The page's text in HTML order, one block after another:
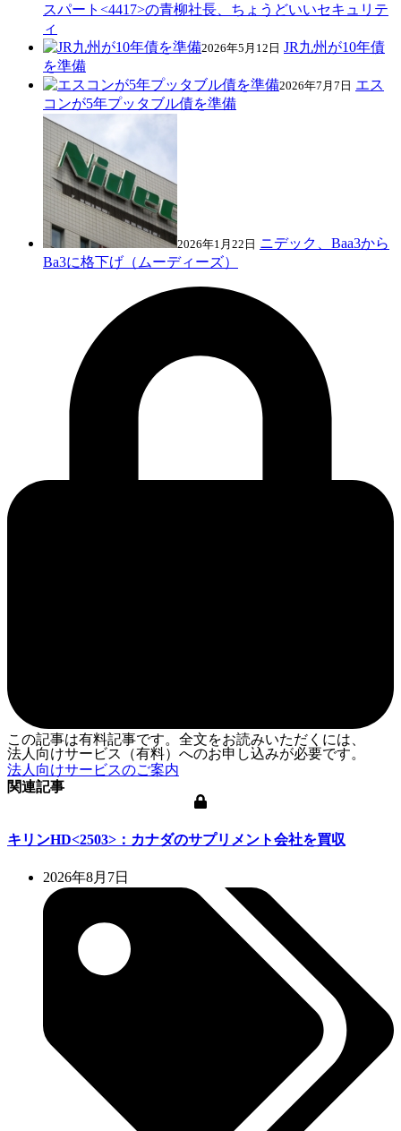
スパート<4417>の青柳社長、ちょうどいいセキュリテ
ィ
2026年5月12日 JR九州が10年債
を準備
2026年7月7日 エス
コンが5年プッタブル債を準備
2026年1月22日 ニデック、Baa3から
Ba3に格下げ（ムーディーズ）
この記事は有料記事です。全文をお読みいただくには、
法人向けサービス（有料）へのお申し込みが必要です。
法人向けサービスのご案内
関連記事
キリンHD<2503>：カナダのサプリメント会社を買収
2026年8月7日